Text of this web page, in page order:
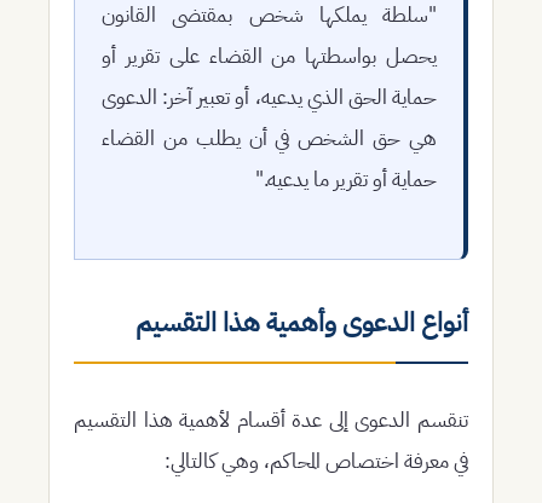
"سلطة يملكها شخص بمقتضى القانون
يحصل بواسطتها من القضاء على تقرير أو
حماية الحق الذي يدعيه، أو تعبير آخر: الدعوى
هي حق الشخص في أن يطلب من القضاء
حماية أو تقرير ما يدعيه."
أنواع الدعوى وأهمية هذا التقسيم
تنقسم الدعوى إلى عدة أقسام لأهمية هذا التقسيم
في معرفة اختصاص المحاكم، وهي كالتالي: